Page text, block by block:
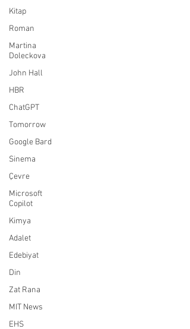
Kitap
Roman
Martina
Doleckova
John Hall
HBR
ChatGPT
Tomorrow
Google Bard
Sinema
Çevre
Microsoft
Copilot
Kimya
Adalet
Edebiyat
Din
Zat Rana
MIT News
EHS